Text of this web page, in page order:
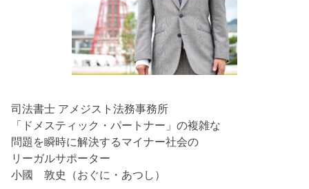
司法書士 アメジスト法務事務所
「ドメスティック・パートナー」の複雑な
問題を瞬時に解決するマイナー社会の
リーガルサポーター
小國 敦史（おぐに・あつし）